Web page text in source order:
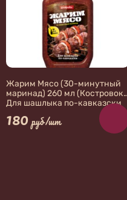
Жарим Мясо (30-минутный
маринад) 260 мл (Костровок)
Для шашлыка по-кавказски
180 руб/шт